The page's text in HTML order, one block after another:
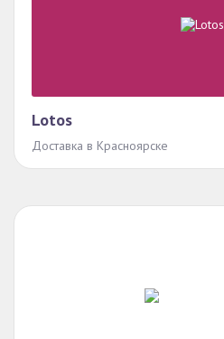
Lotos
Доставка в Красноярске